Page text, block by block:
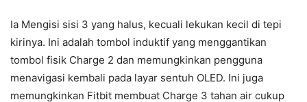
Ia Mengisi sisi 3 yang halus, kecuali lekukan kecil di tepi
kirinya. Ini adalah tombol induktif yang menggantikan
tombol fisik Charge 2 dan memungkinkan pengguna
menavigasi kembali pada layar sentuh OLED. Ini juga
memungkinkan Fitbit membuat Charge 3 tahan air cukup